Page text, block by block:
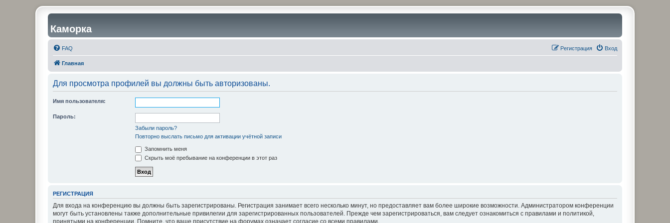
Каморка
FAQ Вход
Регистрация
Главная
Для просмотра профилей вы должны быть авторизованы.
Имя пользователя:
Пароль:
Забыли пароль?
Повторно выслать письмо для активации учётной записи
Запомнить меня
Скрыть моё пребывание на конференции в этот раз
РЕГИСТРАЦИЯ
Для входа на конференцию вы должны быть зарегистрированы. Регистрация занимает всего несколько минут, но предоставляет вам более широкие возможности. Администратором конференции
могут быть установлены также дополнительные привилегии для зарегистрированных пользователей. Прежде чем зарегистрироваться, вам следует ознакомиться с правилами и политикой,
принятыми на конференции. Помните, что ваше присутствие на форумах означает согласие со всеми правилами.